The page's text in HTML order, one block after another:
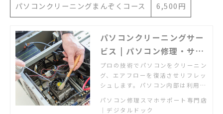
パソコンクリーニングまんぞくコース
6,500円
パソコンクリーニングサー
ビス | パソコン修理・サポ
ートのデジタルドック【公
式】
プロの技術でパソコンをクリーニン
グ、エアフローを復活させリフレッ
シュします。パソコン内部は利用に
このメーカーのパソコンでもまずは
パソコン修理スマホサポート専門店
｜デジタルドック